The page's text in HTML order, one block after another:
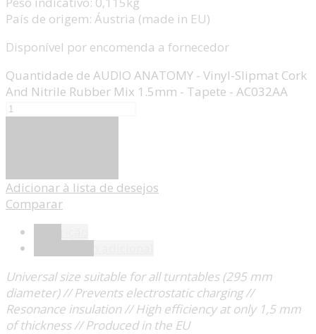
País de origem: Áustria (made in EU)
Disponível por encomenda a fornecedor
Quantidade de AUDIO ANATOMY - Vinyl-Slipmat Cork
And Nitrile Rubber Mix 1.5mm - Tapete - AC032AA
Adicionar à lista de desejos
Comparar
Universal size suitable for all turntables (295 mm
diameter) // Prevents electrostatic charging //
Resonance insulation // High efficiency at only 1,5 mm
of thickness // Produced in the EU